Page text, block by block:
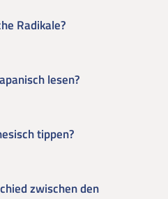
Radikale?
lesen?
tippen?
zwischen den